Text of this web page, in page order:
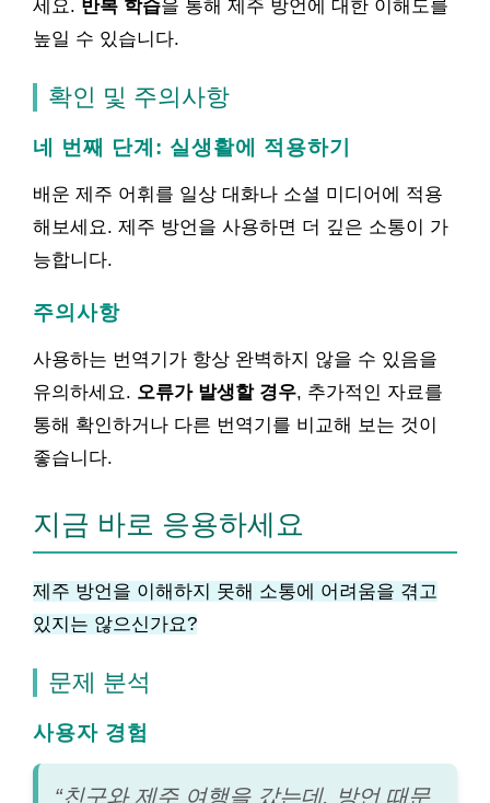
세요. 반복 학습을 통해 제주 방언에 대한 이해도를
높일 수 있습니다.
확인 및 주의사항
네 번째 단계: 실생활에 적용하기
배운 제주 어휘를 일상 대화나 소셜 미디어에 적용
해보세요. 제주 방언을 사용하면 더 깊은 소통이 가
능합니다.
주의사항
사용하는 번역기가 항상 완벽하지 않을 수 있음을
유의하세요. 오류가 발생할 경우, 추가적인 자료를
통해 확인하거나 다른 번역기를 비교해 보는 것이
좋습니다.
지금 바로 응용하세요
제주 방언을 이해하지 못해 소통에 어려움을 겪고
있지는 않으신가요?
문제 분석
사용자 경험
“친구와 제주 여행을 갔는데, 방언 때문